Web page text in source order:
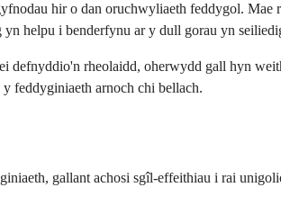
hir o dan oruchwyliaeth feddygol.
helpu i benderfynu ar y dull gorau yn
rheolaidd, oherwydd gall hyn
feddyginiaeth arnoch chi bellach.
gallant achosi sgîl-effeithiau i rai